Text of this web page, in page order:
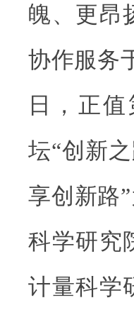
魄、更昂
协作服务
日，正
坛“创新
享创新路
科学研究
计量科学